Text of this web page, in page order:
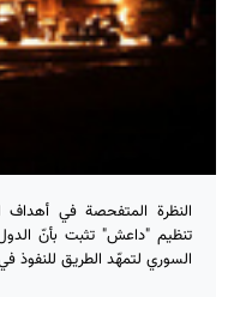
النظرة المتفحصة في أهداف
تنظيم "داعش" تثبت بأنّ الدول
السوري لتمهّد الطريق للنفوذ